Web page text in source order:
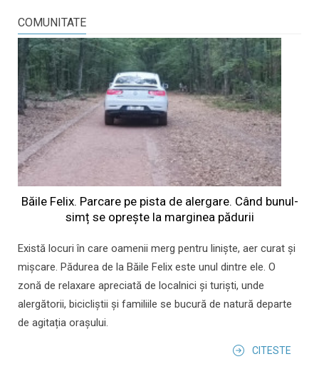
COMUNITATE
Băile Felix. Parcare pe pista de alergare. Când bunul-
simț se oprește la marginea pădurii
Există locuri în care oamenii merg pentru liniște, aer curat și
mișcare. Pădurea de la Băile Felix este unul dintre ele. O
zonă de relaxare apreciată de localnici și turiști, unde
alergătorii, bicicliștii și familiile se bucură de natură departe
de agitația orașului.
CITESTE